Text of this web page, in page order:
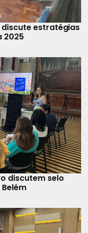
discute estratégias
2025
discutem selo